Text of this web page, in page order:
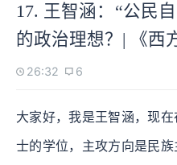
17. 王智涵：“公民
的政治理想？| 《西
26:32 6
大家好，我是王智涵，现
士的学位，主攻方向是民